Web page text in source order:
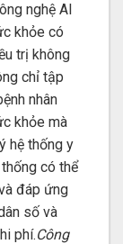
nghệ AI
khỏe có
trị không
chỉ tập
nhân
khỏe mà
hệ thống y
có thể
đáp ứng
số và
phí.Công